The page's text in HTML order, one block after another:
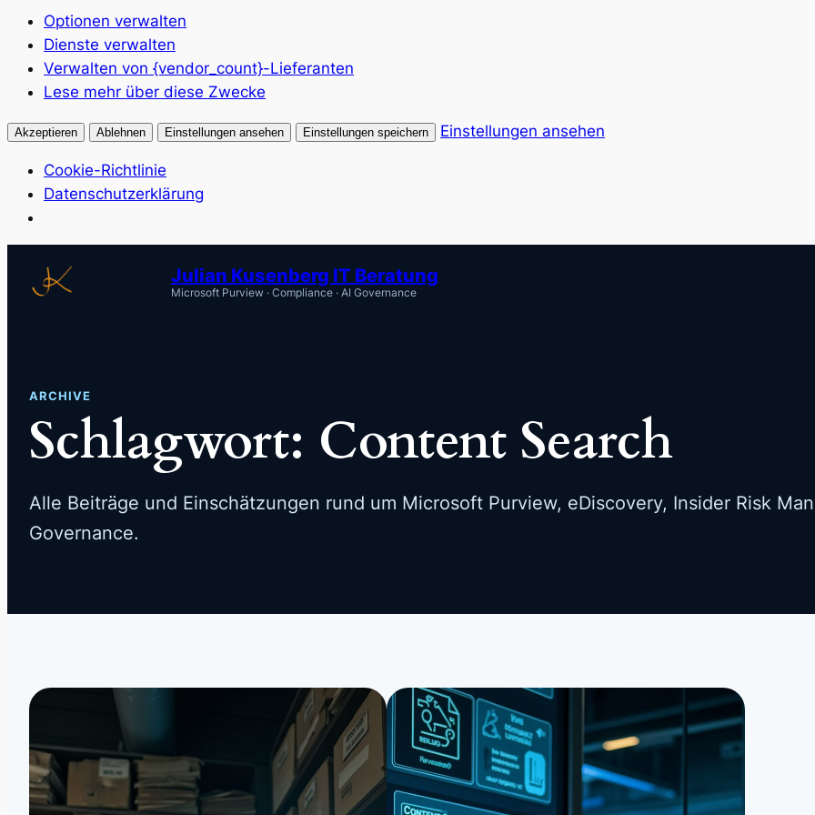
Optionen verwalten
Dienste verwalten
Verwalten von {vendor_count}-Lieferanten
Lese mehr über diese Zwecke
Akzeptieren Ablehnen Einstellungen ansehen Einstellungen speichern Einstellungen ansehen
Cookie-Richtlinie
Datenschutzerklärung
Inhalt
springen
Julian Kusenberg IT Beratung
Microsoft Purview · Compliance · AI Governance
ARCHIVE
Schlagwort: Content Search
Alle Beiträge und Einschätzungen rund um Microsoft Purview, eDiscovery, Insider Risk
Governance.